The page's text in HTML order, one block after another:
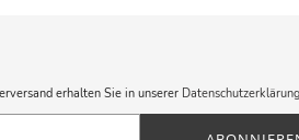
erhalten Sie in unserer Datenschutzerklärung